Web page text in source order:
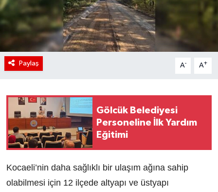
Paylaş A- A+
Gölcük Belediyesi
Personeline İlk Yardım
Eğitimi
Kocaeli’nin daha sağlıklı bir ulaşım ağına sahip
olabilmesi için 12 ilçede altyapı ve üstyapı